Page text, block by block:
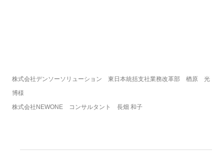
株式会社デンソーソリューション　東日本統括支社業務改革部　楢原　光
博様
株式会社NEWONE　コンサルタント　長畑 和子